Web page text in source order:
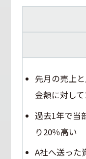
先月の売上
金額に対し
過去1年で当
り20％高い
A社へ送った